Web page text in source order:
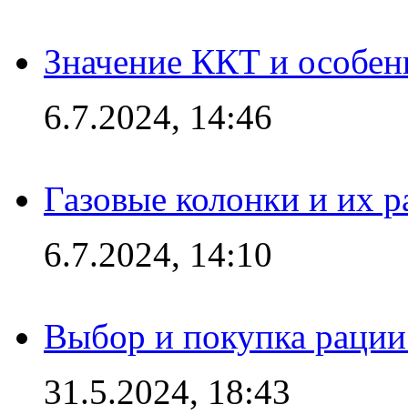
Значение ККТ и
6.7.2024, 14:46
Газовые колонки и их
6.7.2024, 14:10
Выбор и покупка
31.5.2024, 18:43